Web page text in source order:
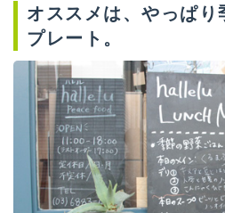
オススメは、やっぱり
プレート。